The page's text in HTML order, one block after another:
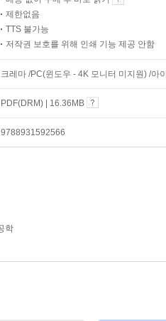
제한없음
TTS 불가능
저작권 보호를 위해 인쇄 기능 제공 안함
크레마 /PC(윈도우 - 4K 모니터 미지원) /
PDF(DRM) | 16.36MB
9788931592566
학